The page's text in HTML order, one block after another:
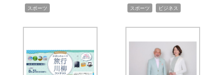
スポーツ スポーツ ビジネス